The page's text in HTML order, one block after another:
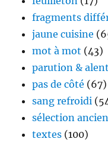
fragments
jaune cuisine
mot à mot (43)
parution &
pas de côté (67)
sang refroidi
sélection
textes (100)